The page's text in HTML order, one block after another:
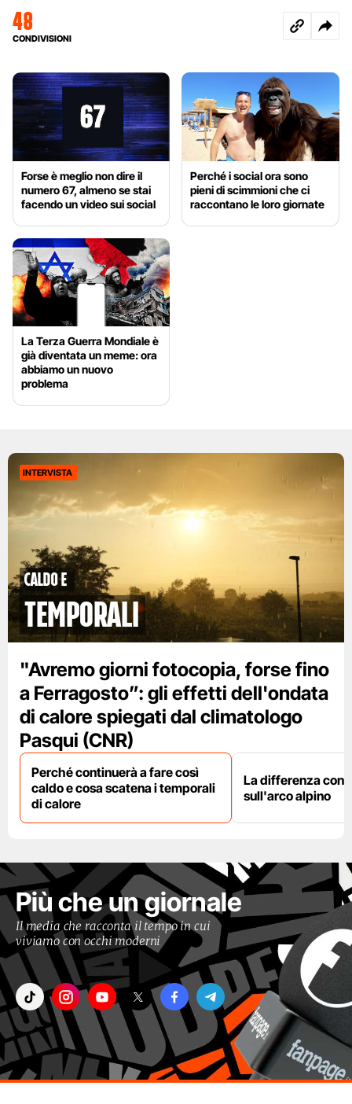
48
CONDIVISIONI
Forse è meglio non dire il
numero 67, almeno se stai
facendo un video sui social
Perché i social ora sono
pieni di scimmioni che ci
raccontano le loro giornate
La Terza Guerra Mondiale è
già diventata un meme: ora
abbiamo un nuovo
problema
INTERVISTA
caldo e
temporali
"Avremo giorni fotocopia, forse fino
a Ferragosto”: gli effetti dell'ondata
di calore spiegati dal climatologo
Pasqui (CNR)
Perché continuerà a fare così
caldo e cosa scatena i temporali
di calore
La differenza con
sull'arco alpino
Più che un giornale
Il media che racconta il tempo in cui
viviamo con occhi moderni